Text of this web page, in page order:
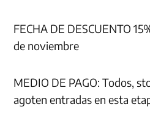
FECHA DE DESCUENTO
de noviembre
MEDIO DE PAGO: Todos,
agoten entradas en esta